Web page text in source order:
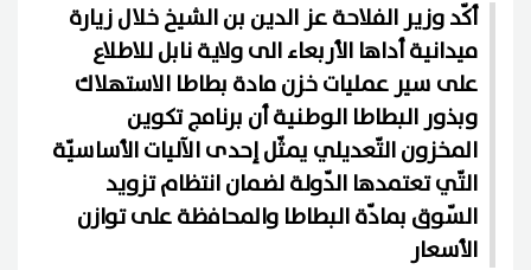
أكّد وزير الفلاحة عز الدين بن الشيخ خلال زيارة
ميدانية أداها الأربعاء الى ولاية نابل للاطلاع
على سير عمليات خزن مادة بطاطا الاستهلاك
وبذور البطاطا الوطنية أن برنامج تكوين
المخزون التّعديلي يمثّل إحدى الآليات الأساسيّة
التّي تعتمدها الدّولة لضمان انتظام تزويد
السّوق بمادّة البطاطا والمحافظة على توازن
الأسعار